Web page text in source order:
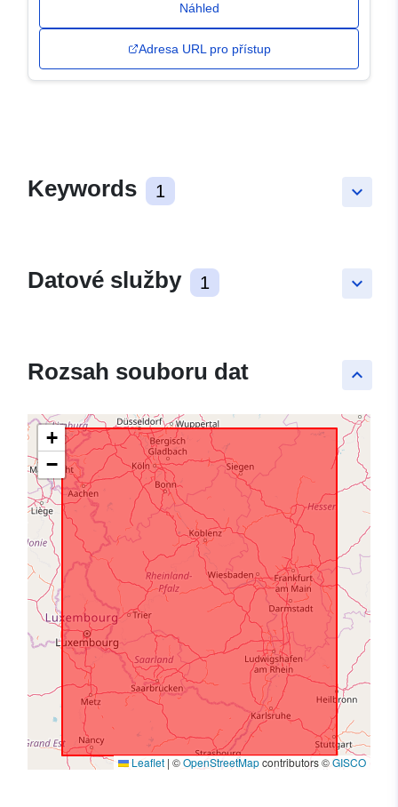
Náhled
Adresa URL pro přístup
keyboard_arrow_down
Keywords 1
keyboard_arrow_down
Datové služby 1
keyboard_arrow_up
Rozsah souboru dat
+
−
Leaflet | ©OpenStreetMapcontributors ©GISCO